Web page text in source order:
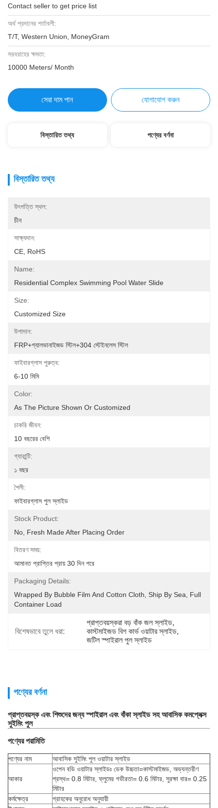
Contact seller to get price list
অর্থ প্রদানের শর্তাবলী:
T/T, Western Union, MoneyGram
সরবরাহের ক্ষমতা:
10000 Meters/ Month
সেরা দাম পান যোগাযোগ করুন
বিস্তারিত তথ্য পণ্যের বর্ণনা
বিস্তারিত তথ্য
উৎপত্তি স্থল:
চীন
সাক্ষ্যদান:
CE, RoHS
Name:
Residential Complex Swimming Pool Water Slide
Size:
Customized Size
উপাদান:
FRP+গ্যালভানাইজড স্টিল+304 স্টেইনলেস স্টিল
ফাইবারগ্লাস পুরুত্ব:
6-10 মিমি
Color:
As The Picture Shown Or Customized
চাকরি জীবন:
10 বছরের বেশি
গ্যারান্টি:
১ বছর
শৈলী:
ফাইবারগ্লাস পুল স্লাইড
Stock Product:
No, Fresh Made After Placing Order
বিতরণ সময়:
আমানত প্রাপ্তির প্রায় 30 দিন পরে
Packaging Details:
Wrapped By Bubble Film And Cotton Cloth, Ship By Sea, Full
Container Load
বিশেষভাবে তুলে ধরা:
প্রাপ্তবয়স্করা বড় বাঁক জল স্লাইড,
কাস্টমাইজড বিগ কার্ভ ওয়াটার স্লাইড,
জটিল স্পাইরাল পুল স্লাইড
পণ্যের বর্ণনা
প্রাপ্তবয়স্ক এবং শিশুদের জন্য স্পাইরাল এবং বাঁকা স্লাইড সহ আবাসিক কমপ্লেক্স
সুইমিং পুল
পণ্যের পরামিতি
পণ্যের নাম আবাসিক সুইমিং পুল ওয়াটার স্লাইড
আকার
ওপেন বডি ওয়াটার স্লাইডঃ ডেক উচ্চতা=কাস্টমাইজড, অভ্যন্তরীণ
প্রস্থ= 0.8 মিটার, ফ্লুমের গভীরতা= 0.6 মিটার, সুরক্ষা বার= 0.25
মিটার
কর্মক্ষেত্র
গ্রাহকের অনুরোধ অনুযায়ী